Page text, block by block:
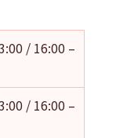
/ 16:00 –
/ 16:00 –